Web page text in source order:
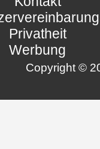
Privatheit
Werbung
Copyright ©